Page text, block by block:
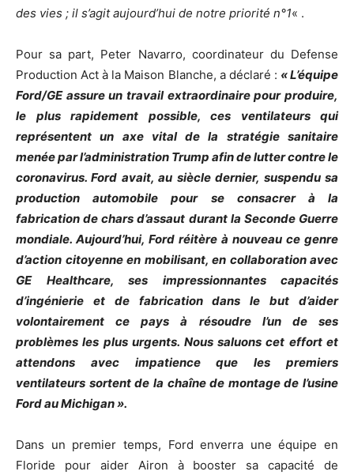
des vies ; il s’agit aujourd’hui de notre priorité n°1« .
Pour sa part, Peter Navarro, coordinateur du Defense
Production Act à la Maison Blanche, a déclaré : « L’équipe
Ford/GE assure un travail extraordinaire pour produire,
le plus rapidement possible, ces ventilateurs qui
représentent un axe vital de la stratégie sanitaire
menée par l’administration Trump afin de lutter contre le
coronavirus. Ford avait, au siècle dernier, suspendu sa
production automobile pour se consacrer à la
fabrication de chars d’assaut durant la Seconde Guerre
mondiale. Aujourd’hui, Ford réitère à nouveau ce genre
d’action citoyenne en mobilisant, en collaboration avec
GE Healthcare, ses impressionnantes capacités
d’ingénierie et de fabrication dans le but d’aider
volontairement ce pays à résoudre l’un de ses
problèmes les plus urgents. Nous saluons cet effort et
attendons avec impatience que les premiers
ventilateurs sortent de la chaîne de montage de l’usine
Ford au Michigan ».
Dans un premier temps, Ford enverra une équipe en
Floride pour aider Airon à booster sa capacité de